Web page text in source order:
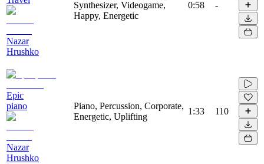
Nazar
Hrushko
Synthesizer, Videogame,
Happy, Energetic
0:58 -
Epic
piano
Nazar
Hrushko
Piano, Percussion, Corporate,
Energetic, Uplifting
1:33 110